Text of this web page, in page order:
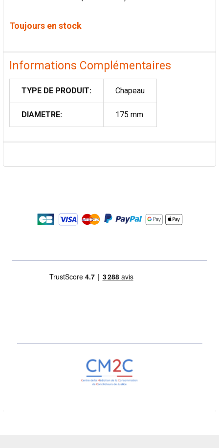
Toujours en stock
Informations Complémentaires
TYPE DE PRODUIT: Chapeau
DIAMETRE: 175 mm